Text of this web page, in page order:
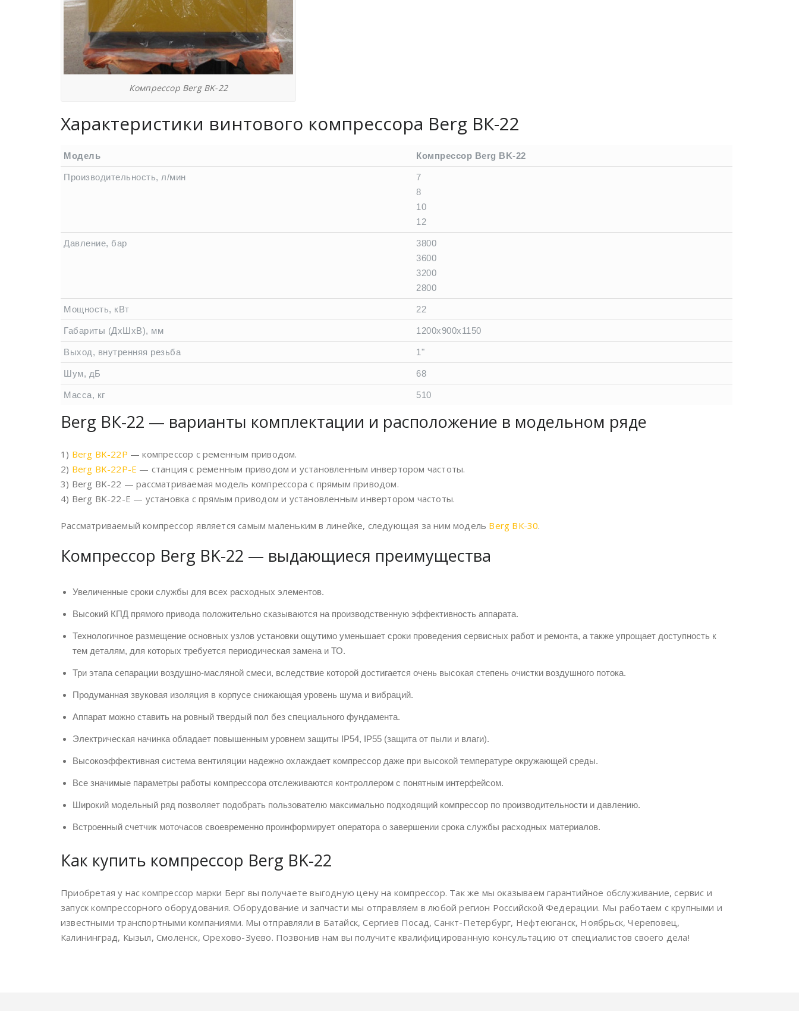
Компрессор Berg BK-22
Характеристики винтового компрессора Berg ВК-22
Модель Компрессор Berg BK-22
Производительность, л/мин
7
8
10
12
Давление, бар
3800
3600
3200
2800
Мощность, кВт 22
Габариты (ДхШхВ), мм 1200x900x1150
Выход, внутренняя резьба 1"
Шум, дБ 68
Масса, кг 510
Berg ВК-22 — варианты комплектации и расположение в модельном ряде
1) Berg BK-22P — компрессор с ременным приводом.
2) Berg BK-22P-E — станция с ременным приводом и установленным инвертором частоты.
3) Berg BK-22 — рассматриваемая модель компрессора с прямым приводом.
4) Berg BK-22-E — установка с прямым приводом и установленным инвертором частоты.
Рассматриваемый компрессор является самым маленьким в линейке, следующая за ним модель Berg ВК-30.
Компрессор Berg BK-22 — выдающиеся преимущества
Увеличенные сроки службы для всех расходных элементов.
Высокий КПД прямого привода положительно сказываются на производственную эффективность аппарата.
Технологичное размещение основных узлов установки ощутимо уменьшает сроки проведения сервисных работ и ремонта, а также упрощает доступность к
тем деталям, для которых требуется периодическая замена и ТО.
Три этапа сепарации воздушно-масляной смеси, вследствие которой достигается очень высокая степень очистки воздушного потока.
Продуманная звуковая изоляция в корпусе снижающая уровень шума и вибраций.
Аппарат можно ставить на ровный твердый пол без специального фундамента.
Электрическая начинка обладает повышенным уровнем защиты IP54, IP55 (защита от пыли и влаги).
Высокоэффективная система вентиляции надежно охлаждает компрессор даже при высокой температуре окружающей среды.
Все значимые параметры работы компрессора отслеживаются контроллером с понятным интерфейсом.
Широкий модельный ряд позволяет подобрать пользователю максимально подходящий компрессор по производительности и давлению.
Встроенный счетчик моточасов своевременно проинформирует оператора о завершении срока службы расходных материалов.
Как купить компрессор Berg BK-22
Приобретая у нас компрессор марки Берг вы получаете выгодную цену на компрессор. Так же мы оказываем гарантийное обслуживание, сервис и
запуск компрессорного оборудования. Оборудование и запчасти мы отправляем в любой регион Российской Федерации. Мы работаем с крупными и
известными транспортными компаниями. Мы отправляли в Батайск, Сергиев Посад, Санкт-Петербург, Нефтеюганск, Ноябрьск, Череповец,
Калининград, Кызыл, Смоленск, Орехово-Зуево. Позвонив нам вы получите квалифицированную консультацию от специалистов своего дела!